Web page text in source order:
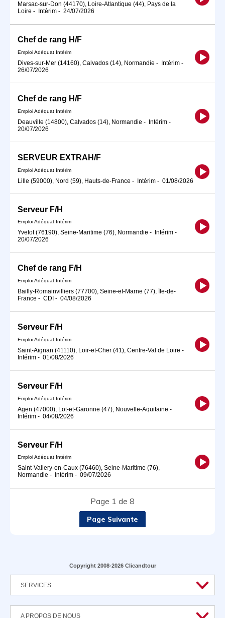
Marsac-sur-Don (44170), Loire-Atlantique (44), Pays de la
Loire - Intérim - 24/07/2026
Chef de rang H/F
Emploi Adéquat Intérim
Dives-sur-Mer (14160), Calvados (14), Normandie - Intérim -
26/07/2026
Chef de rang H/F
Emploi Adéquat Intérim
Deauville (14800), Calvados (14), Normandie - Intérim -
20/07/2026
SERVEUR EXTRAH/F
Emploi Adéquat Intérim
Lille (59000), Nord (59), Hauts-de-France - Intérim - 01/08/2026
Serveur F/H
Emploi Adéquat Intérim
Yvetot (76190), Seine-Maritime (76), Normandie - Intérim -
20/07/2026
Chef de rang F/H
Emploi Adéquat Intérim
Bailly-Romainvilliers (77700), Seine-et-Marne (77), Île-de-
France - CDI - 04/08/2026
Serveur F/H
Emploi Adéquat Intérim
Saint-Aignan (41110), Loir-et-Cher (41), Centre-Val de Loire -
Intérim - 01/08/2026
Serveur F/H
Emploi Adéquat Intérim
Agen (47000), Lot-et-Garonne (47), Nouvelle-Aquitaine -
Intérim - 04/08/2026
Serveur F/H
Emploi Adéquat Intérim
Saint-Vallery-en-Caux (76460), Seine-Maritime (76),
Normandie - Intérim - 09/07/2026
Page 1 de 8
Page Suivante
Copyright 2008-2026 Clicandtour
SERVICES
A PROPOS DE NOUS